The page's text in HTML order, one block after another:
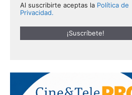
Al suscribirte aceptas la Política de
Privacidad.